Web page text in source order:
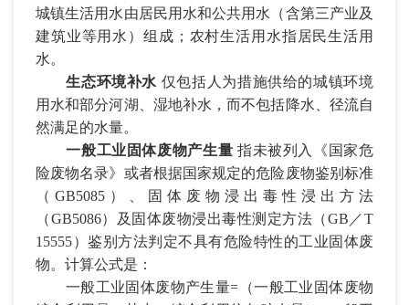
城镇生活用水由居民用水和公共用水（含第三产业及
建筑业等用水）组成；农村生活用水指居民生活用
水。
生态环境补水 仅包括人为措施供给的城镇环境
用水和部分河湖、湿地补水，而不包括降水、径流自
然满足的水量。
一般工业固体废物产生量 指未被列入《国家危
险废物名录》或者根据国家规定的危险废物鉴别标准
（ GB5085 ）、固体废物浸出毒性浸出方法
（GB5086）及固体废物浸出毒性测定方法（GB ／T
15555）鉴别方法判定不具有危险特性的工业固体废
物。计算公式是：
一般工业固体废物产生量= （一般工业固体废物